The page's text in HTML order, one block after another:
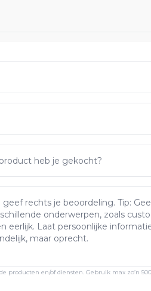
producten en/of diensten. Gebruik max zo’n